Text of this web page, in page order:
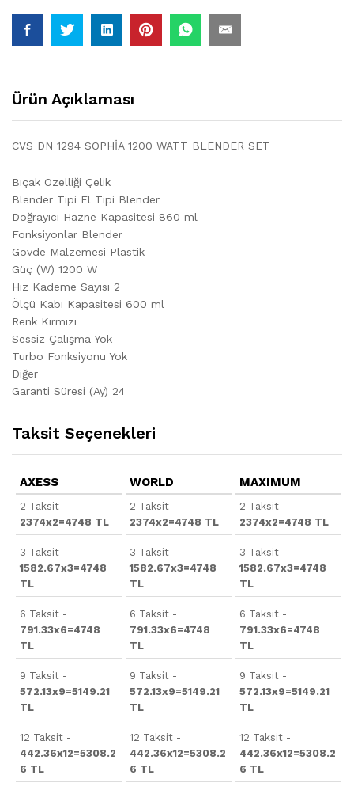
Ürün Açıklaması
CVS DN 1294 SOPHİA 1200 WATT BLENDER SET
Bıçak Özelliği Çelik
Blender Tipi El Tipi Blender
Doğrayıcı Hazne Kapasitesi 860 ml
Fonksiyonlar Blender
Gövde Malzemesi Plastik
Güç (W) 1200 W
Hız Kademe Sayısı 2
Ölçü Kabı Kapasitesi 600 ml
Renk Kırmızı
Sessiz Çalışma Yok
Turbo Fonksiyonu Yok
Diğer
Garanti Süresi (Ay) 24
Taksit Seçenekleri
AXESS
2 Taksit -
2374x2=4748 TL
3 Taksit -
1582.67x3=4748
TL
6 Taksit -
791.33x6=4748
TL
9 Taksit -
572.13x9=5149.21
TL
12 Taksit -
442.36x12=5308.2
6 TL
WORLD
2 Taksit -
2374x2=4748 TL
3 Taksit -
1582.67x3=4748
TL
6 Taksit -
791.33x6=4748
TL
9 Taksit -
572.13x9=5149.21
TL
12 Taksit -
442.36x12=5308.2
6 TL
MAXIMUM
2 Taksit -
2374x2=4748 TL
3 Taksit -
1582.67x3=4748
TL
6 Taksit -
791.33x6=4748
TL
9 Taksit -
572.13x9=5149.21
TL
12 Taksit -
442.36x12=5308.2
6 TL